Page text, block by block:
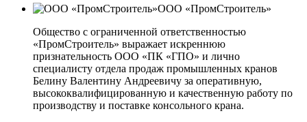
ООО «ПромСтроитель»
Общество с ограниченной ответственностью
«ПромСтроитель» выражает искреннюю
признательность ООО «ПК «ГПО» и лично
специалисту отдела продаж промышленных кранов
Белину Валентину Андреевичу за оперативную,
высококвалифицированную и качественную работу по
производству и поставке консольного крана.